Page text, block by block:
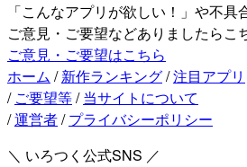
「こんなアプリが欲しい！」や不
ご意見・ご要望などありましたらこ
ご意見・ご要望はこちら
ホーム / 新作ランキング/注目アプリ
/ ご要望等/ 当サイトについて
/運営者/ プライバシーポリシー
＼ いろつく公式SNS ／